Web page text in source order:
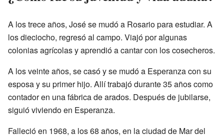
A los trece años, José se mudó a Rosario para estudiar. A
los dieciocho, regresó al campo. Viajó por algunas
colonias agrícolas y aprendió a cantar con los cosecheros.
A los veinte años, se casó y se mudó a Esperanza con su
esposa y su primer hijo. Allí trabajó durante 35 años como
contador en una fábrica de arados. Después de jubilarse,
siguió viviendo en Esperanza.
Falleció en 1968, a los 68 años, en la ciudad de Mar del